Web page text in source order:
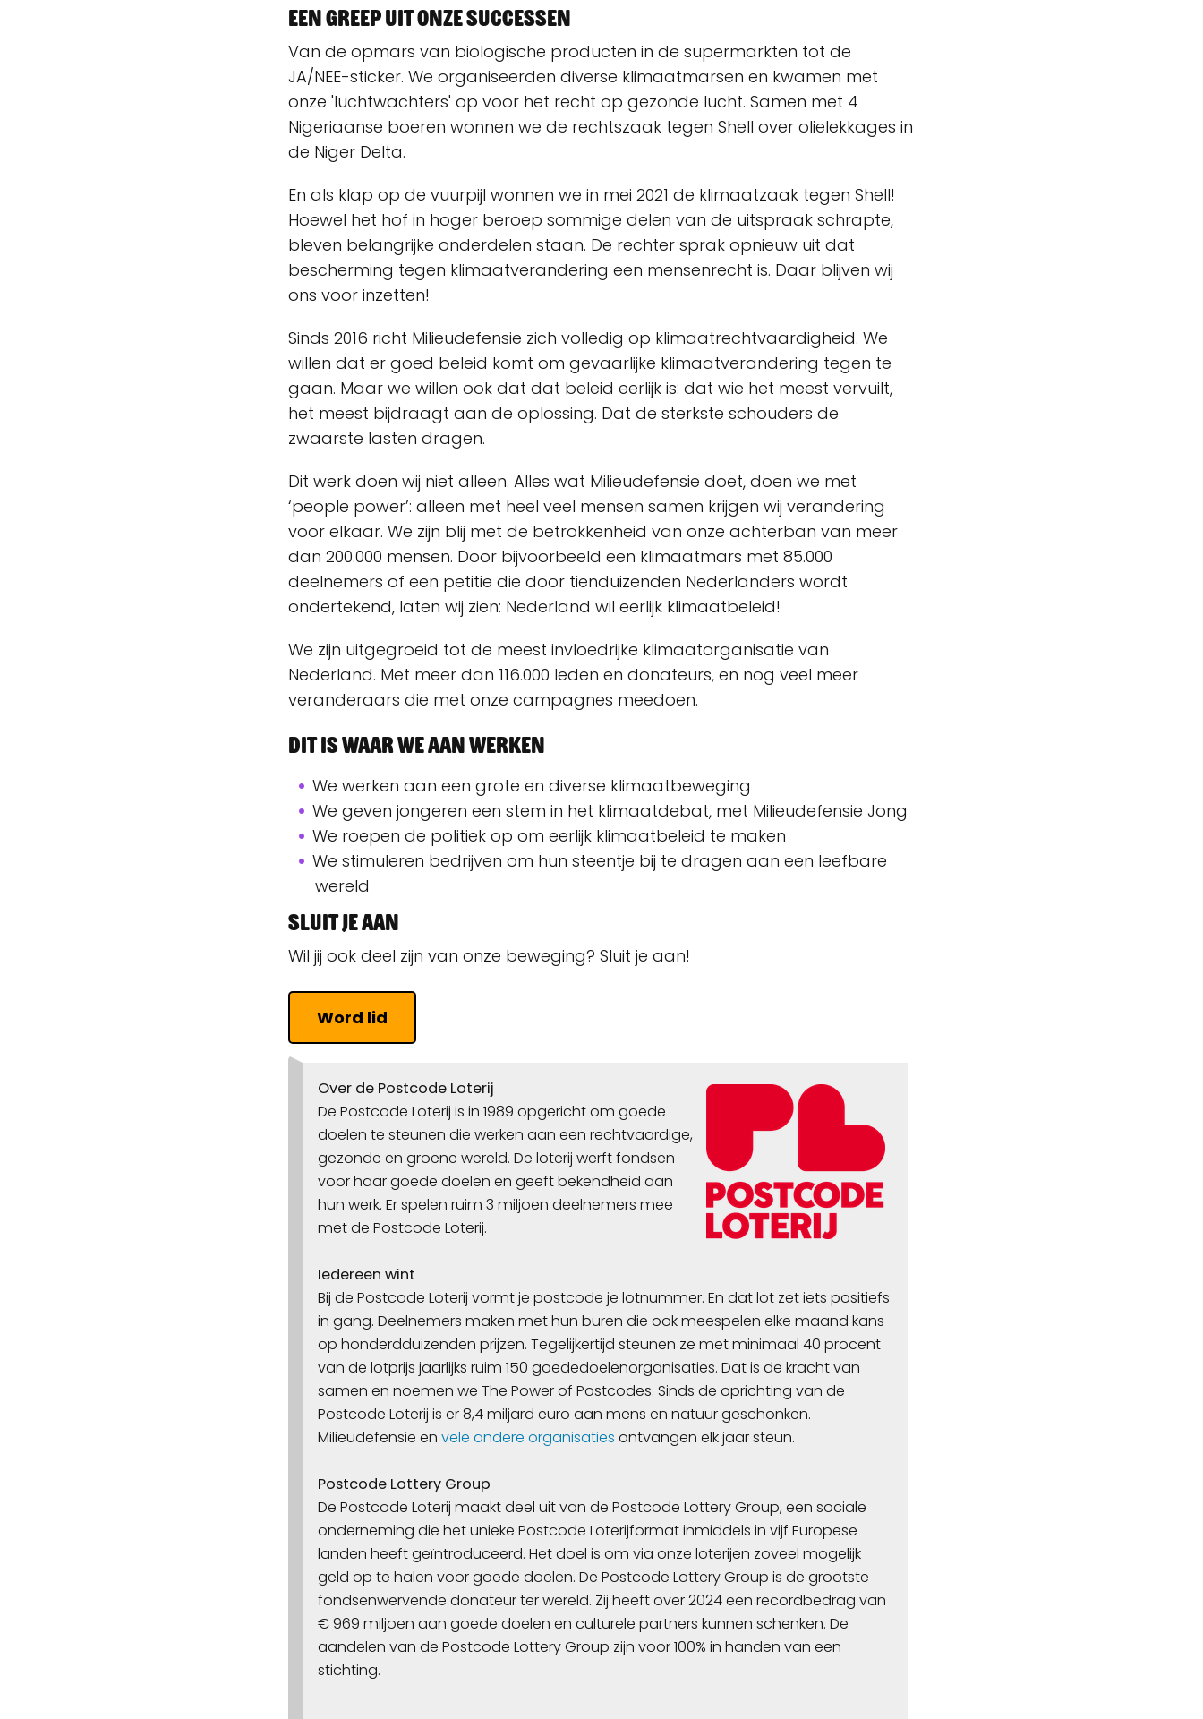
Een greep uit onze successen
Van de opmars van biologische producten in de supermarkten tot de
JA/NEE-sticker. We organiseerden diverse klimaatmarsen en kwamen met
onze 'luchtwachters' op voor het recht op gezonde lucht. Samen met 4
Nigeriaanse boeren wonnen we de rechtszaak tegen Shell over olielekkages in
de Niger Delta.
En als klap op de vuurpijl wonnen we in mei 2021 de klimaatzaak tegen Shell!
Hoewel het hof in hoger beroep sommige delen van de uitspraak schrapte,
bleven belangrijke onderdelen staan. De rechter sprak opnieuw uit dat
bescherming tegen klimaatverandering een mensenrecht is. Daar blijven wij
ons voor inzetten!
Sinds 2016 richt Milieudefensie zich volledig op klimaatrechtvaardigheid. We
willen dat er goed beleid komt om gevaarlijke klimaatverandering tegen te
gaan. Maar we willen ook dat dat beleid eerlijk is: dat wie het meest vervuilt,
het meest bijdraagt aan de oplossing. Dat de sterkste schouders de
zwaarste lasten dragen.
Dit werk doen wij niet alleen. Alles wat Milieudefensie doet, doen we met
‘people power’: alleen met heel veel mensen samen krijgen wij verandering
voor elkaar. We zijn blij met de betrokkenheid van onze achterban van meer
dan 200.000 mensen. Door bijvoorbeeld een klimaatmars met 85.000
deelnemers of een petitie die door tienduizenden Nederlanders wordt
ondertekend, laten wij zien: Nederland wil eerlijk klimaatbeleid!
We zijn uitgegroeid tot de meest invloedrijke klimaatorganisatie van
Nederland. Met meer dan 116.000 leden en donateurs, en nog veel meer
veranderaars die met onze campagnes meedoen.
Dit is waar we aan werken
We werken aan een grote en diverse klimaatbeweging
We geven jongeren een stem in het klimaatdebat, met Milieudefensie Jong
We roepen de politiek op om eerlijk klimaatbeleid te maken
We stimuleren bedrijven om hun steentje bij te dragen aan een leefbare
wereld
Sluit je aan
Wil jij ook deel zijn van onze beweging? Sluit je aan!
Word lid
Over de Postcode Loterij
De Postcode Loterij is in 1989 opgericht om goede
doelen te steunen die werken aan een rechtvaardige,
gezonde en groene wereld. De loterij werft fondsen
voor haar goede doelen en geeft bekendheid aan
hun werk. Er spelen ruim 3 miljoen deelnemers mee
met de Postcode Loterij.
Iedereen wint
Bij de Postcode Loterij vormt je postcode je lotnummer. En dat lot zet iets positiefs
in gang. Deelnemers maken met hun buren die ook meespelen elke maand kans
op honderdduizenden prijzen. Tegelijkertijd steunen ze met minimaal 40 procent
van de lotprijs jaarlijks ruim 150 goededoelenorganisaties. Dat is de kracht van
samen en noemen we The Power of Postcodes. Sinds de oprichting van de
Postcode Loterij is er 8,4 miljard euro aan mens en natuur geschonken.
Milieudefensie en vele andere organisaties ontvangen elk jaar steun.
Postcode Lottery Group
De Postcode Loterij maakt deel uit van de Postcode Lottery Group, een sociale
onderneming die het unieke Postcode Loterijformat inmiddels in vijf Europese
landen heeft geïntroduceerd. Het doel is om via onze loterijen zoveel mogelijk
geld op te halen voor goede doelen. De Postcode Lottery Group is de grootste
fondsenwervende donateur ter wereld. Zij heeft over 2024 een recordbedrag van
€ 969 miljoen aan goede doelen en culturele partners kunnen schenken. De
aandelen van de Postcode Lottery Group zijn voor 100% in handen van een
stichting.